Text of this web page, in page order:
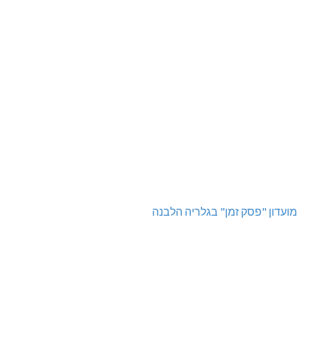
מועדון "פסק זמן" בגלריה הלבנה